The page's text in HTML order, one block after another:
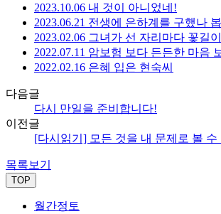
2023.10.06 내 것이 아니었네!
2023.06.21 전생에 은하계를 구했나
2023.02.06 그녀가 선 자리마다 꽃길
2022.07.11 암보험 보다 든든한 마음
2022.02.16 은혜 입은 현숙씨
다음글
다시 만일을 준비합니다!
이전글
[다시읽기] 모든 것을 내 문제로 볼 수
목록보기
TOP
월간정토